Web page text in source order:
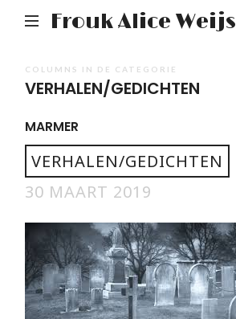
Frouk Alice Weijs
COLUMNS IN DE CATEGORIE
VERHALEN/GEDICHTEN
MARMER
VERHALEN/GEDICHTEN
30 MAART 2019